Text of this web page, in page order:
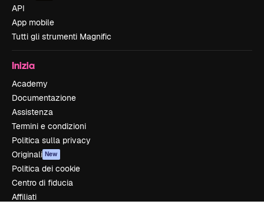
API
App mobile
Tutti gli strumenti Magnific
Inizia
Academy
Documentazione
Assistenza
Termini e condizioni
Politica sulla privacy
Originali New
Politica dei cookie
Centro di fiducia
Affiliati